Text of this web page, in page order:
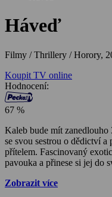
Háveď
Filmy / Thrillery / Horory,
Koupit TV online
Hodnocení:
67 %
Kaleb bude mít
se svou sestrou o dědictví
přítelem. Fascinovaný
pavouka a přinese si jej do
pavučinovou past. Policie
Zobrazit více